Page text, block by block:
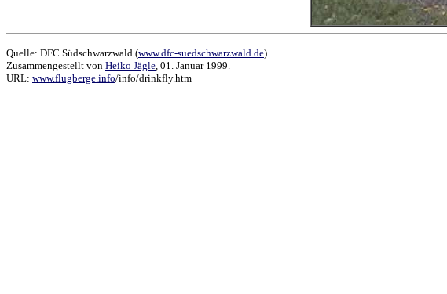
Quelle: DFC Südschwarzwald (www.dfc-suedschwarzwald.de)
Zusammengestellt von Heiko Jägle, 01. Januar 1999.
URL: www.flugberge.info/info/drinkfly.htm